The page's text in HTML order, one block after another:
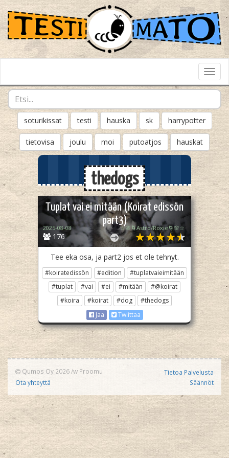
soturikissat testi hauska sk harrypotter
tietovisa joulu moi putoatjos hauskat
thedogs
Tuplat vai ei mitään (Koirat edissön
part3)
176
2025-08-08 ☆🌸🌀Astro/Roxie🌀🌸☆
Tee eka osa, ja part2 jos et ole tehnyt.
#koiratedissön #edition
#tuplatvaieimitään
#tuplat
#vai #ei #mitään
#@koirat
#koira
#koirat #dog
#thedogs
Jaa
Twiittaa
Qumos Oy 2026/w Proomu
Ota yhteyttä
Tietoa Palvelusta
Säännöt